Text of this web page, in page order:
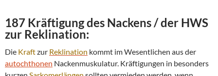
187 Kräftigung des Nackens / der HWS
zur Reklination:
Die Kraftzur Reklination kommt im Wesentlichen aus der
autochthonen Nackenmuskulatur. Kräftigungen in besonders